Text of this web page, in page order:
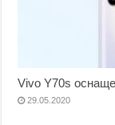
Vivo Y70s
29.05.2020